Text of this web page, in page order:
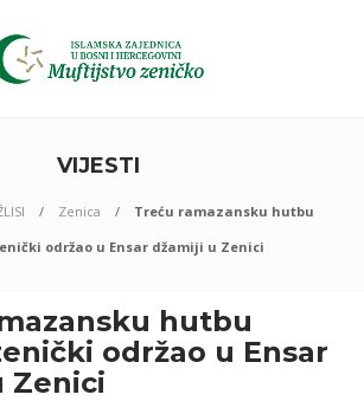
VIJESTI
Zenica
Treću ramazansku hutbu
održao u Ensar džamiji u Zenici
hutbu
održao u Ensar
Zenici